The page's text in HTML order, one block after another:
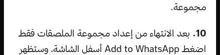
مجموعة.
10. بعد الانتهاء من إعداد مجموعة الملصقات فقط
اضغط Add to WhatsApp أسفل الشاشة، وستظهر